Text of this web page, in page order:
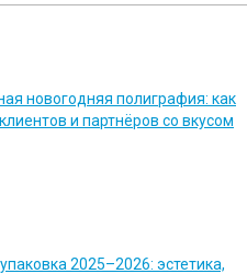
новогодняя полиграфия: как
и партнёров со вкусом
2025–2026: эстетика,